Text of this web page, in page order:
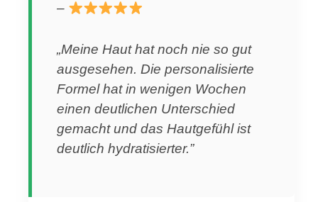
–
„Meine Haut hat noch nie so gut
ausgesehen. Die personalisierte
Formel hat in wenigen Wochen
einen deutlichen Unterschied
gemacht und das Hautgefühl ist
deutlich hydratisierter.”